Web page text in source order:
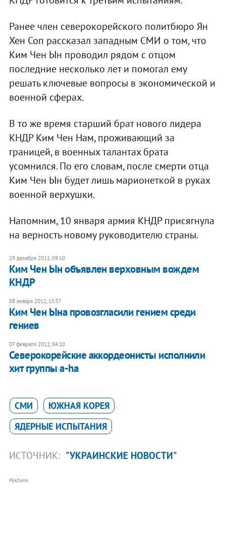
Ранее член северокорейского политбюро Ян
Хен Соп рассказал западным СМИ о том, что
Ким Чен Ын проводил рядом с отцом
последние несколько лет и помогал ему
решать ключевые вопросы в экономической и
военной сферах.
В то же время старший брат нового лидера
КНДР Ким Чен Нам, проживающий за
границей, в военных талантах брата
усомнился. По его словам, после смерти отца
Ким Чен Ын будет лишь марионеткой в руках
военной верхушки.
Напомним, 10 января армия КНДР присягнула
на верность новому руководителю страны.
29 декабря 2011, 09:10
Ким Чен Ын объявлен верховным вождем
КНДР
08 января 2012, 15:57
Ким Чен Ына провозгласили гением среди
гениев
07 февраля 2012, 04:10
Северокорейские аккордеонисты исполнили
хит группы a-ha
СМИ
ЮЖНАЯ КОРЕЯ
ЯДЕРНЫЕ ИСПЫТАНИЯ
ИСТОЧНИК: "УКРАИНСКИЕ НОВОСТИ"
РЕКЛАМА